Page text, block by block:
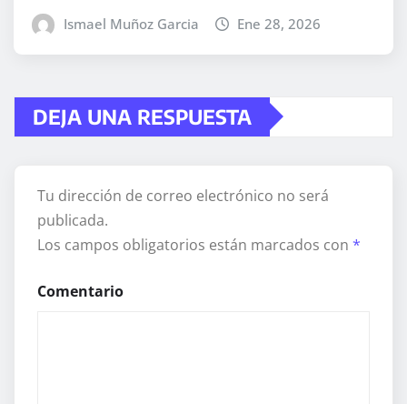
Ismael Muñoz Garcia Ene 28, 2026
DEJA UNA RESPUESTA
Tu dirección de correo electrónico no será
publicada.
Los campos obligatorios están marcados con *
Comentario